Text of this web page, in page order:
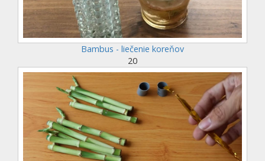
Bambus - liečenie koreňov
20